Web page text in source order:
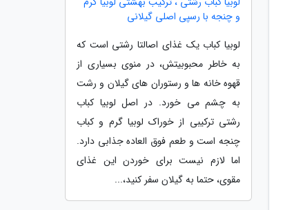
و چنجه با رسپی اصلی گیلانی
لوبیا کباب یک غذای اصالتا رشتی است که
به خاطر محبوبیتش، در منوی بسیاری از
قهوه خانه ها و رستوران های گیلان و رشت
به چشم می خورد. در اصل لوبیا کباب
رشتی ترکیبی از خوراک لوبیا گرم و کباب
چنجه است و طعم فوق العاده جذابی دارد.
اما لازم نیست برای خوردن این غذای
مقوی، حتما به گیلان سفر کنید،...